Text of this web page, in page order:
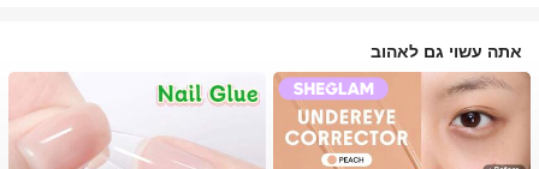
אתה עשוי גם לאהוב